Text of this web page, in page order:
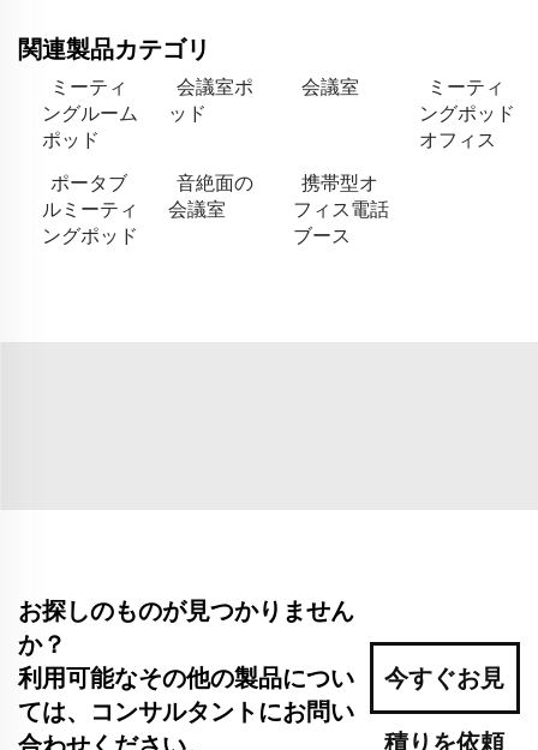
関連製品カテゴリ
ミーティ
ングルーム
ポッド
会議室ポ
ッド
会議室
ミーティ
ングポッド
オフィス
ポータブ
ルミーティ
ングポッド
音絶面の
会議室
携帯型オ
フィス電話
ブース
お探しのものが見つかりません
か？
利用可能なその他の製品につい
ては、コンサルタントにお問い
今すぐお見
積りを依頼